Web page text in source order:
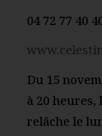
04 72 77 40
Du 15
à 20 heures,
relâche le